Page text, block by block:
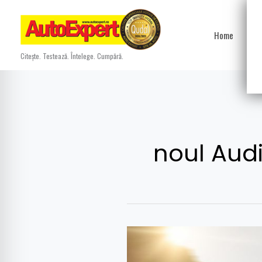
content
Citește. Testează. Întelege. Cumpără.
Home
noul
Noul